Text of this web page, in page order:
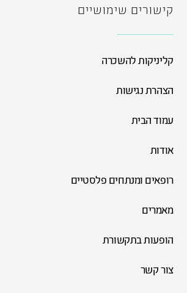
קישורים שימושיים
קליניקות להשכרה
הצהרת נגישות
עמוד הבית
אודות
רופאים ומנתחים פלסטיים
מאמרים
הופעות בתקשורת
צור קשר